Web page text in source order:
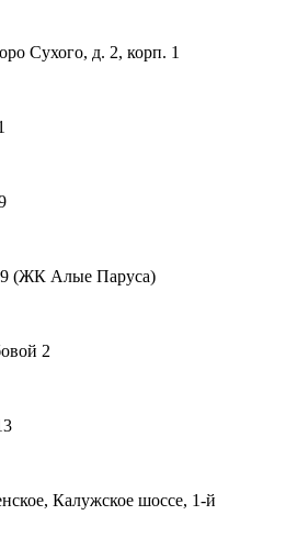
Сухого, д. 2, корп. 1
(ЖК Алые Паруса)
2
Калужское шоссе, 1-й